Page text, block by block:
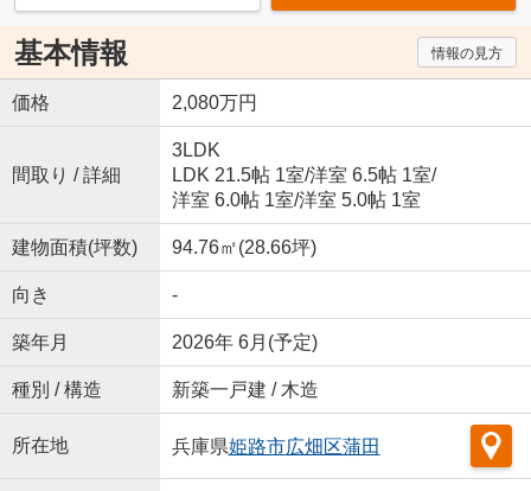
基本情報 情報の見方
価格 2,080万円
間取り / 詳細
3LDK
LDK 21.5帖 1室/洋室 6.5帖 1室/
洋室 6.0帖 1室/洋室 5.0帖 1室
建物面積(坪数) 94.76㎡(28.66坪)
向き -
築年月 2026年 6月(予定)
種別 / 構造 新築一戸建 / 木造
所在地 兵庫県姫路市広畑区蒲田